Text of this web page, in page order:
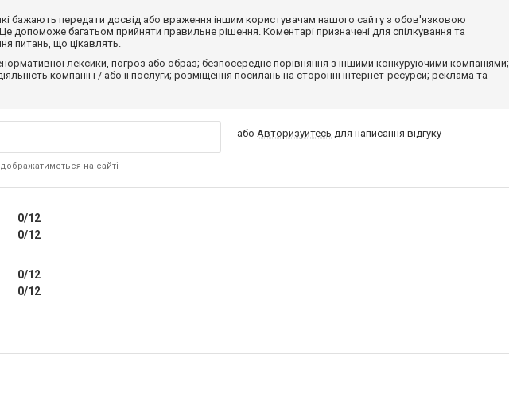
бажають передати досвід або враження іншим користувачам нашого сайту з обов'язковою
допоможе багатьом прийняти правильне рішення. Коментарі призначені для спілкування та
питань, що цікавлять.
лексики, погроз або образ; безпосереднє порівняння з іншими конкуруючими компаніями;
компанії і / або її послуги; розміщення посилань на сторонні інтернет-ресурси; реклама та
на сайті
абоАвторизуйтесь для написання відгуку
0/12
0/12
0/12
0/12